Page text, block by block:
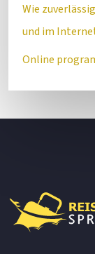
Wie
und im
Online